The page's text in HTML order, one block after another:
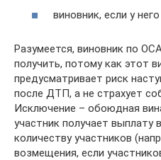
виновник, если у
Разумеется, виновник по
получить, потому как этот
предусматривает риск
после ДТП, а не страхует
Исключение – обоюдная
участник получает выплату
количеству участников
возмещения, если